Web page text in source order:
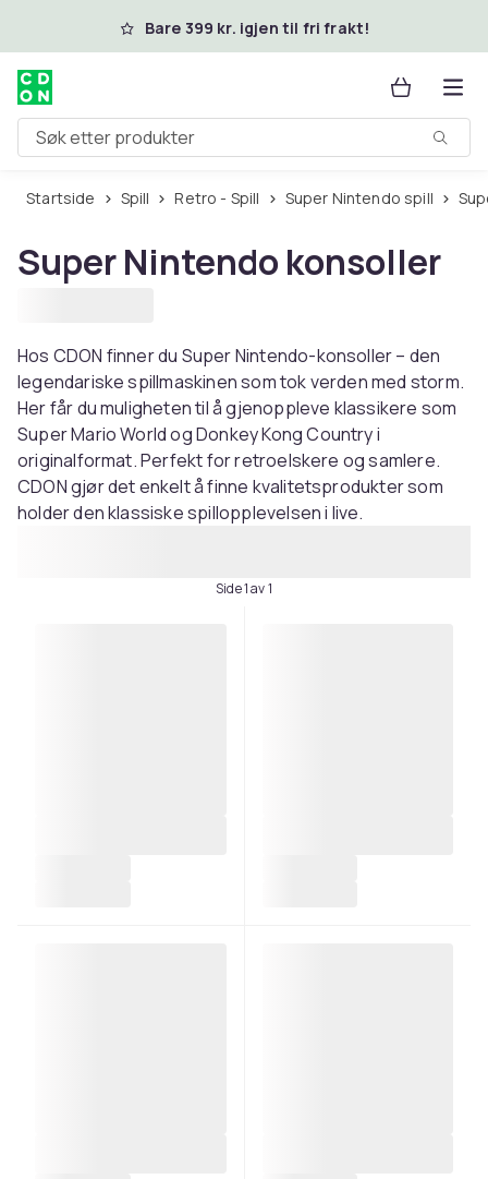
Hopp til hovedinnholdBare 399 kr. igjen til fri frakt!
Søk etter produkter
Startside Spill Retro - Spill Super Nintendo spill
Super Nintendo konsoller
Hos CDON finner du Super Nintendo-konsoller – den
legendariske spillmaskinen som tok verden med storm.
Her får du muligheten til å gjenoppleve klassikere som
Super Mario World og Donkey Kong Country i
originalformat. Perfekt for retroelskere og samlere.
CDON gjør det enkelt å finne kvalitetsprodukter som
holder den klassiske spillopplevelsen i live.
Side 1 av 1